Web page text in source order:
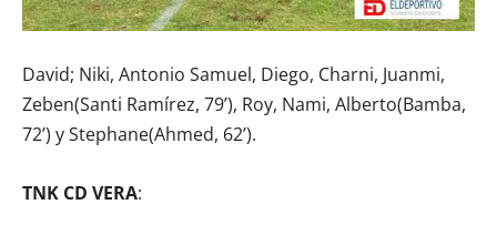
David; Niki, Antonio Samuel, Diego, Charni, Juanmi,
Zeben(Santi Ramírez, 79’), Roy, Nami, Alberto(Bamba,
72’) y Stephane(Ahmed, 62’).
TNK CD VERA: